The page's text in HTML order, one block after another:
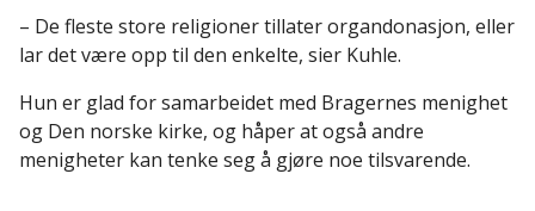
– De fleste store religioner tillater organdonasjon, eller
lar det være opp til den enkelte, sier Kuhle.
Hun er glad for samarbeidet med Bragernes menighet
og Den norske kirke, og håper at også andre
menigheter kan tenke seg å gjøre noe tilsvarende.